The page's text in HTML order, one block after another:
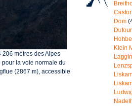
206 mètres des Alpes
la voie normale du
(2867 m), accessible
Castor
Dom
Klein